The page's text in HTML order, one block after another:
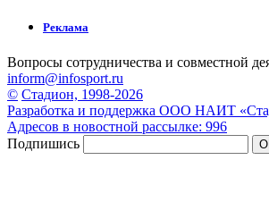
Реклама
Вопросы сотрудничества и совместной
inform@infosport.ru
© Стадион, 1998-2026
Разработка и поддержка ООО НАИТ
Адресов в новостной рассылке: 996
Подпишись